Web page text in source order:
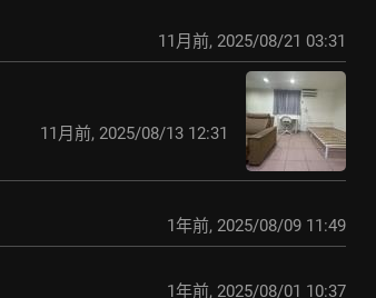
11月前, 2025/08/21 03:31
11月前, 2025/08/13 12:31
1年前, 2025/08/09 11:49
1年前, 2025/08/01 10:37